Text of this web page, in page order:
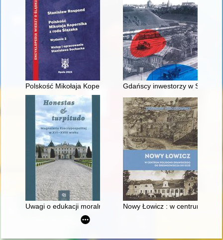
Polskość Mikołaja Kopernika z rodu Ślązaka
Gdańscy inwestorzy w
Uwagi o edukacji moralnej synów szlacheckich w XVI-
Nowy Łowicz : w centrum